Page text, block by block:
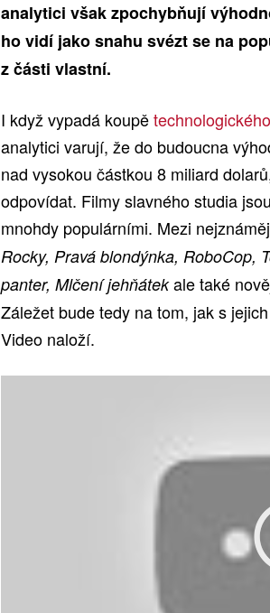
analytici však zpochybňují
ho vidí jako snahu svézt se na
z části vlastní.
I když vypadá koupě
analytici varují, že do budoucna
nad vysokou částkou 8 miliard
odpovídat. Filmy slavného studia
mnohdy populárními. Mezi
Rocky, Pravá blondýnka, RoboCop,
panter, Mlčení jehňátekale také
Záležet bude tedy na tom, jak s
Video naloží.